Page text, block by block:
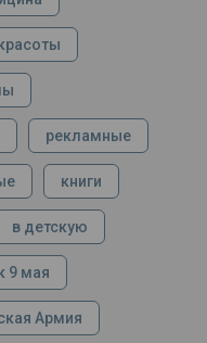
рекламные
книги
в детскую
9 мая
Армия